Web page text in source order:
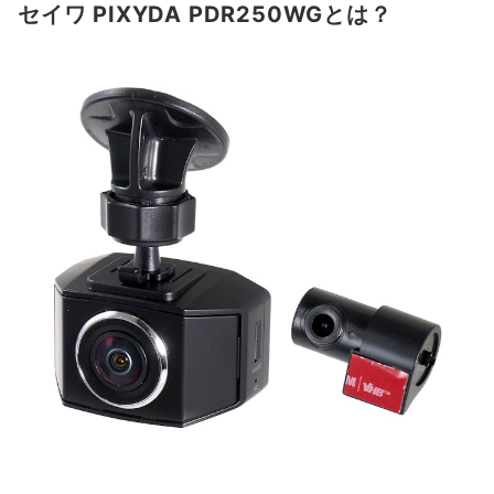
セイワ PIXYDA PDR250WGとは？